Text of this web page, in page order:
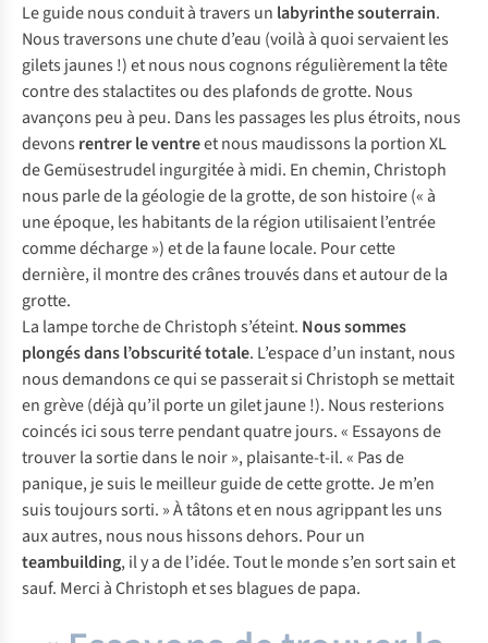
Le guide nous conduit à travers un labyrinthe souterrain.
Nous traversons une chute d’eau (voilà à quoi servaient les
gilets jaunes !) et nous nous cognons régulièrement la tête
contre des stalactites ou des plafonds de grotte. Nous
avançons peu à peu. Dans les passages les plus étroits, nous
devons rentrer le ventreet nous maudissons la portion XL
deGemüsestrudelingurgitée à midi. En chemin, Christoph
nous parle de la géologie de la grotte, de son histoire (« à
une époque, les habitants de la région utilisaient l’entrée
comme décharge ») et de la faune locale. Pour cette
dernière, il montre des crânes trouvés dans et autour de la
grotte.
La lampe torche de Christoph s’éteint. Nous sommes
plongés dans l’obscurité totale. L’espace d’un instant, nous
nous demandons ce qui se passerait si Christoph se mettait
en grève (déjà qu’il porte un gilet jaune !). Nous resterions
coincés ici sous terre pendant quatre jours. « Essayons de
trouver la sortie dans le noir », plaisante-t-il. « Pas de
panique, je suis le meilleur guide de cette grotte. Je m’en
suis toujours sorti. » À tâtons et en nous agrippant les uns
aux autres, nous nous hissons dehors. Pour un
teambuilding, il y a de l’idée. Tout le monde s’en sort sain et
sauf. Merci à Christoph et ses blagues de papa.